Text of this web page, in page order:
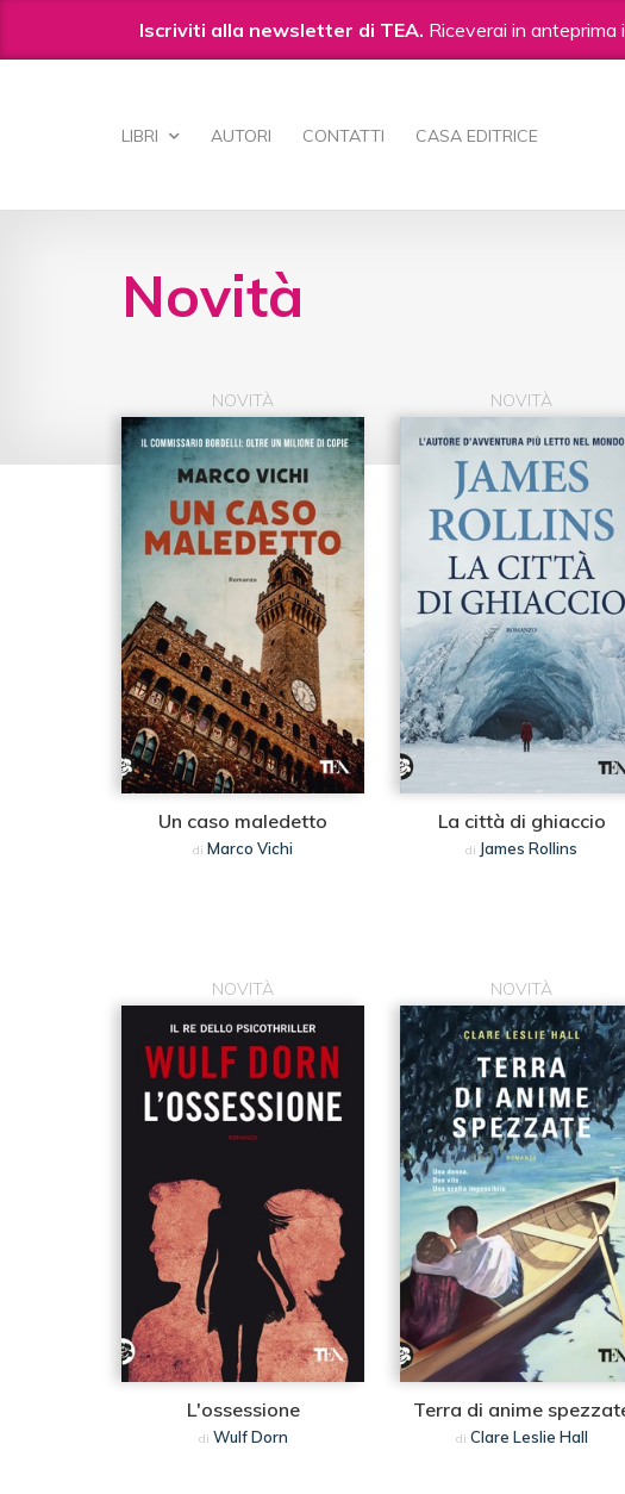
Iscriviti alla newsletter di TEA. Riceverai in
LIBRI AUTORI CONTATTI CASA EDITRICE
contenuti.
Novità
NOVITÀ
Un caso maledetto
di Marco Vichi
NOVITÀ
La città di ghiaccio
di James Rollins
NOVITÀ
L'ossessione
di Wulf Dorn
NOVITÀ
Terra di anime
di Clare Leslie Hall